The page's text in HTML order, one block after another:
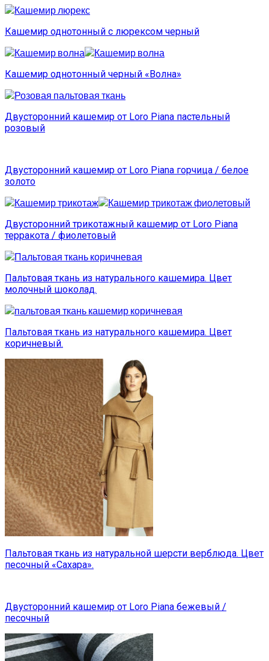
Кашемир однотонный с люрексом черный
Кашемир однотонный черный «Волна»
Двусторонний кашемир от Loro Piana пастельный
розовый
Двусторонний кашемир от Loro Piana горчица / белое
золото
Двусторонний трикотажный кашемир от Loro Piana
терракота / фиолетовый
Пальтовая ткань из натурального кашемира. Цвет
молочный шоколад.
Пальтовая ткань из натурального кашемира. Цвет
коричневый.
Пальтовая ткань из натуральной шерсти верблюда. Цвет
песочный «Сахара».
Двусторонний кашемир от Loro Piana бежевый /
песочный